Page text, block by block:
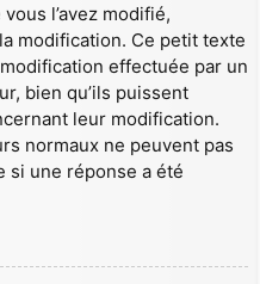
l’avez modifié,
modification. Ce petit texte
modification effectuée par un
bien qu’ils puissent
leur modification.
normaux ne peuvent pas
si une réponse a été